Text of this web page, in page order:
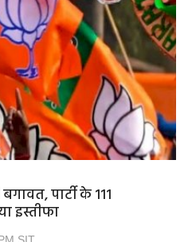
पार्टी के 111
इस्तीफा